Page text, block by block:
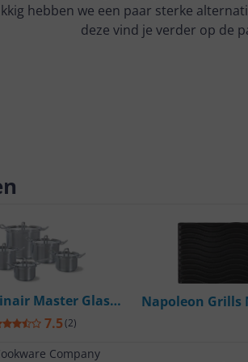
hebben we een paar sterke
deze vind je verder op de
Master Glas
5-delig - RVS -
7.5(2)
Company
Napoleon Grills